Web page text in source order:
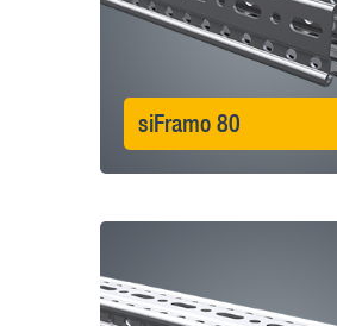
siFramo 80